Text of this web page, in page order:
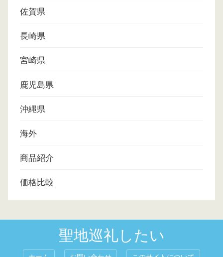
佐賀県
長崎県
宮崎県
鹿児島県
沖縄県
海外
商品紹介
価格比較
聖地巡礼したい